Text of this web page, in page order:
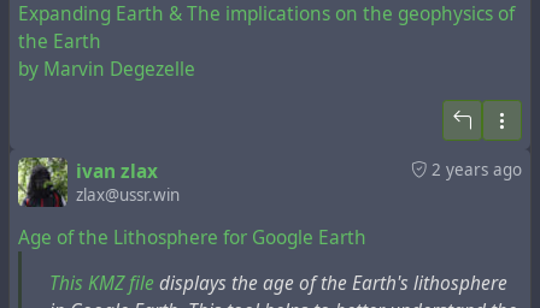
Kent был ответом Lorillard на страх перед
здоровьем в начале 1950-х годов, когда связь между
курением и раком легких стала привлекать широкое
внимание. Табачные компании поспешили
выпустить фильтры, чтобы успокоить нервных
курильщиков и удержать их от массового отказа
от курения. Польза для здоровья оказалась
иллюзорной, но переход на фильтры предотвратил
theory of thewater cyclein nature, according to which
the total amount of water on the Earth does not change,
and it constantly circulates by evaporation into the
Expanding Earth & The implications on the geophysics of
the Earth
by Marvin Degezelle
2 years ago
ivan zlax
zlax@ussr.win
Age of the Lithosphere for Google Earth
This KMZ file displays the age of the Earth's lithosphere